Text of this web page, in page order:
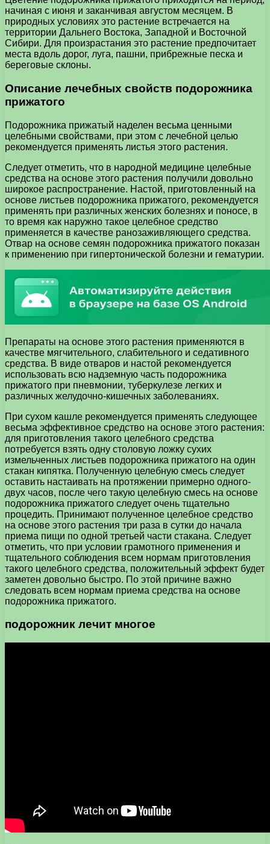
начиная с июня и заканчивая августом месяцем. В
природных условиях это растение встречается на
территории Дальнего Востока, Западной и Восточной
Сибири. Для произрастания это растение предпочитает
места вдоль дорог, луга, пашни, прибрежные песка и
береговые склоны.
Описание лечебных свойств подорожника
прижатого
Подорожника прижатый наделен весьма ценными
целебными свойствами, при этом с лечебной целью
рекомендуется применять листья этого растения.
Следует отметить, что в народной медицине целебные
средства на основе этого растения получили довольно
широкое распространение. Настой, приготовленный на
основе листьев подорожника прижатого, рекомендуется
применять при различных женских болезнях и поносе, в
то время как наружно такое целебное средство
применяется в качестве ранозаживляющего средства.
Отвар на основе семян подорожника прижатого показан
к применению при гипертонической болезни и гематурии.
Препараты на основе этого растения применяются в
качестве мягчительного, слабительного и седативного
средства. В виде отваров и настой рекомендуется
использовать всю надземную часть подорожника
прижатого при пневмонии, туберкулезе легких и
различных желудочно-кишечных заболеваниях.
При сухом кашле рекомендуется применять следующее
весьма эффективное средство на основе этого растения:
для приготовления такого целебного средства
потребуется взять одну столовую ложку сухих
измельченных листьев подорожника прижатого на один
стакан кипятка. Полученную целебную смесь следует
оставить настаивать на протяжении примерно одного-
двух часов, после чего такую целебную смесь на основе
подорожника прижатого следует очень тщательно
процедить. Принимают полученное целебное средство
на основе этого растения три раза в сутки до начала
приема пищи по одной третьей части стакана. Следует
отметить, что при условии грамотного применения и
тщательного соблюдения всем нормам приготовления
такого целебного средства, положительный эффект будет
заметен довольно быстро. По этой причине важно
следовать всем нормам приема средства на основе
подорожника прижатого.
подорожник лечит многое